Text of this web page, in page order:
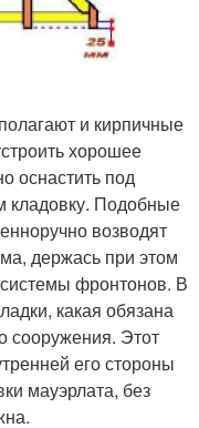
и кирпичные
хорошее
оснастить под
кладовку. Подобные
возводят
держась при этом
системы фронтонов. В
какая обязана
сооружения. Этот
его стороны
мауэрлата, без